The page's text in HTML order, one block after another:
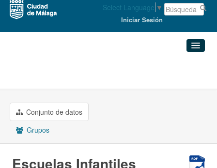
Select Language ▼
Iniciar Sesión
Grupos
Conjunto de datos
Grupos
Escuelas Infantiles